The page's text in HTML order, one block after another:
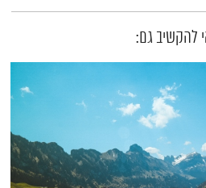
להקשיב גם: